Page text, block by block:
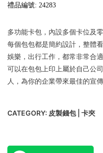
禮品編號: 24283
多功能卡包，內設多個卡位及
每個包包都是簡約設計，整體
娛樂，出行工作，都常非常合適
可以在包包上印上屬於自己公
人，為你的企業帶來最佳的宣
CATEGORY: 皮製錢包 | 卡夾